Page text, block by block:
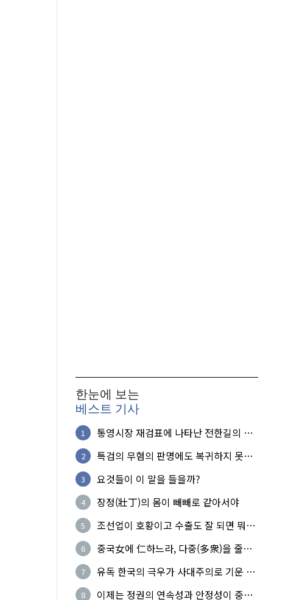
한눈에 보는
베스트 기사
1
통영시장 재검표에 나타난 전한길의 무
2
특검의 무혐의 판명에도 복귀하지 못한
3 요것들이 이 말을 들을까?
4 장정(壯丁)의 몸이 빼빼로 같아서야
5
조선업이 호황이고 수출도 잘 되면 뭐하
6
중국女에 仁하느라, 다중(多衆)을 줄세
7
유독 한국의 극우가 사대주의로 기운 이
8 이제는 정권의 연속성과 안정성이 중요